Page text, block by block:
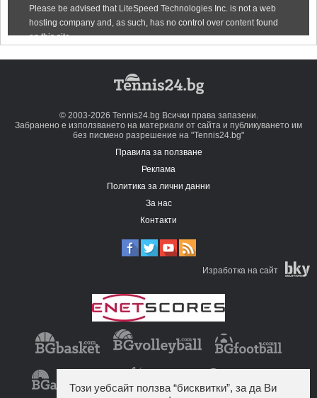
© 2003-2026 Tennis24.bg Всички права запазени.
Забранено е използването на материали от сайта и публикуването им
без писмено разрешение на "Tennis24.bg"
Правила за ползване
Реклама
Политика за лични данни
За нас
Контакти
Изработка на сайт
Този уебсайт ползва “бисквитки”, за да Ви